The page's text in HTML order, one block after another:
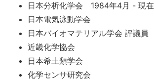
日本分析化学会 1984年4月 - 現在
日本電気泳動学会
日本バイオマテリアル学会 評議員
近畿化学協会
日本希土類学会
化学センサ研究会